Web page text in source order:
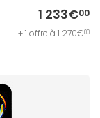
1 233€00
+ 1 offre à 1 270€00